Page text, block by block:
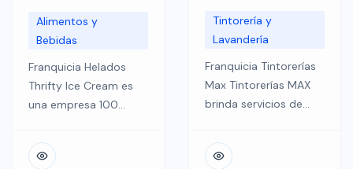
[…]
Alimentos y
Bebidas
Franquicia Helados
Thrifty Ice Cream es
una empresa 100
fundada en el Estado
de California en 1940
Tintorería y
Lavandería
Franquicia Tintorerías
Max Tintorerías MAX
brinda servicios de
las prendas, ocupando
tecnología y procesos